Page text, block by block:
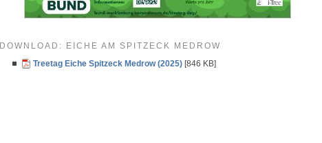
DOWNLOAD: EICHE AM SPITZECK MEDROW
Treetag Eiche Spitzeck Medrow (2025) [846 KB]